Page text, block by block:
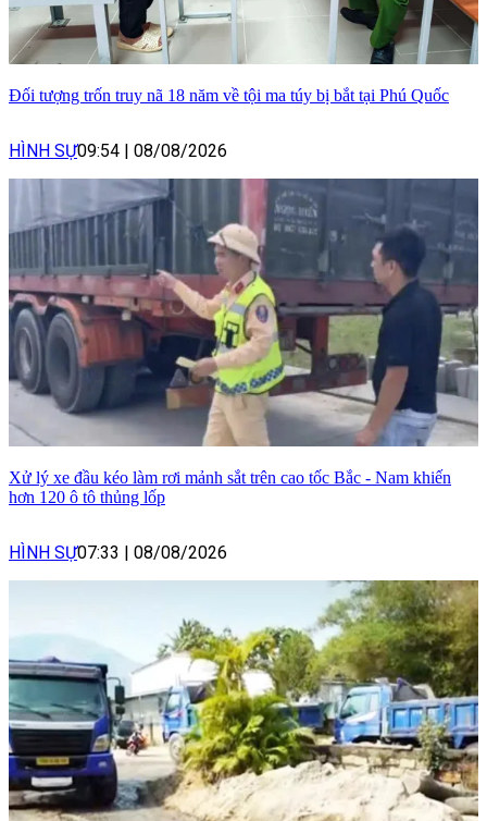
Đối tượng trốn truy nã 18 năm về tội ma túy bị bắt tại Phú Quốc
HÌNH SỰ09:54 08/08/2026
Xử lý xe đầu kéo làm rơi mảnh sắt trên cao tốc Bắc - Nam khiến
hơn 120 ô tô thủng lốp
HÌNH SỰ07:33 | 08/08/2026